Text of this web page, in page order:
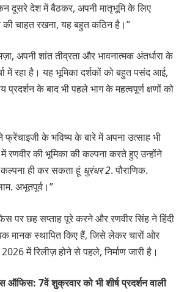
दूसरे देश में बैठकर, अपनी मातृभूमि के लिए
चाहत रखना, यह बहुत कठिन है।”
अपनी शांत तीव्रता और भावनात्मक अंतर्धारा के
में रहा है। यह भूमिका दर्शकों को बहुत पसंद आई,
प्रदर्शन के बाद भी पहले भाग के महत्वपूर्ण क्षणों को
के भविष्य के बारे में अपना उत्साह भी
रणवीर की भूमिका की कल्पना करते हुए उन्होंने
ही कर सकता हूं धुरंधर2. पौराणिक.
अभूतपूर्व।”
पर छह सप्ताह पूरे करने और रणवीर सिंह ने हिंदी
मानक स्थापित किए हैं, जिसे लेकर चारों ओर
2026 में रिलीज़ होने से पहले, निर्माण जारी है।
ऑफिस: 7वें शुक्रवार को भी शीर्ष प्रदर्शन वाली